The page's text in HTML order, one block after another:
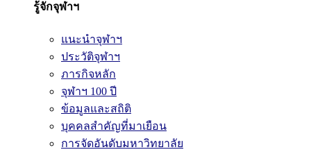
รู้จักจุฬาฯ
แนะนำจุฬาฯ
ประวัติจุฬาฯ
ภารกิจหลัก
จุฬาฯ 100 ปี
ข้อมูลและสถิติ
บุคคลสำคัญที่มาเยือน
การจัดอันดับมหาวิทยาลัย